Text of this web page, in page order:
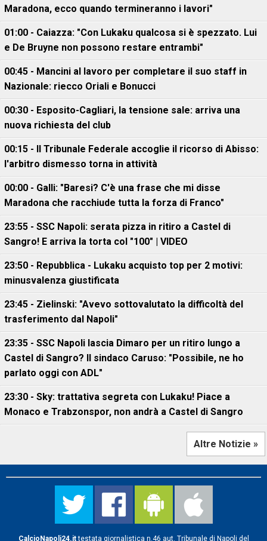
Maradona, ecco quando termineranno i lavori"
01:00 - Caiazza: "Con Lukaku qualcosa si è spezzato. Lui
e De Bruyne non possono restare entrambi"
00:45 - Mancini al lavoro per completare il suo staff in
Nazionale: riecco Oriali e Bonucci
00:30 - Esposito-Cagliari, la tensione sale: arriva una
nuova richiesta del club
00:15 - Il Tribunale Federale accoglie il ricorso di Abisso:
l'arbitro dismesso torna in attività
00:00 - Galli: "Baresi? C'è una frase che mi disse
Maradona che racchiude tutta la forza di Franco"
23:55 - SSC Napoli: serata pizza in ritiro a Castel di
Sangro! E arriva la torta col "100" | VIDEO
23:50 - Repubblica - Lukaku acquisto top per 2 motivi:
minusvalenza giustificata
23:45 - Zielinski: "Avevo sottovalutato la difficoltà del
trasferimento dal Napoli"
23:35 - SSC Napoli lascia Dimaro per un ritiro lungo a
Castel di Sangro? Il sindaco Caruso: "Possibile, ne ho
parlato oggi con ADL"
23:30 - Sky: trattativa segreta con Lukaku! Piace a
Monaco e Trabzonspor, non andrà a Castel di Sangro
Altre Notizie »
CalcioNapoli24.ittestata giornalistica n.46 aut. Tribunale di Napoli del